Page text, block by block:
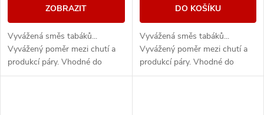
ZOBRAZIT
Vyvážená směs tabáků...
Vyvážený poměr mezi chutí a
produkcí páry. Vhodné do
všech typů e-cigaret
DO KOŠÍKU
Vyvážená směs tabáků...
Vyvážený poměr mezi chutí a
produkcí páry. Vhodné do
všech typů e-cigaret